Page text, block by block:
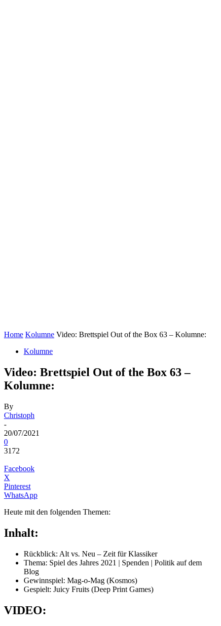
Home Kolumne Video: Brettspiel Out of the Box 63 – Kolumne:
Kolumne
Video: Brettspiel Out of the Box 63 –
Kolumne:
By
Christoph
-
20/07/2021
0
3172
Facebook
X
Pinterest
WhatsApp
Heute mit den folgenden Themen:
Inhalt:
Rückblick: Alt vs. Neu – Zeit für Klassiker
Thema: Spiel des Jahres 2021 | Spenden | Politik auf dem
Blog
Gewinnspiel: Mag-o-Mag (Kosmos)
Gespielt: Juicy Fruits (Deep Print Games)
VIDEO: